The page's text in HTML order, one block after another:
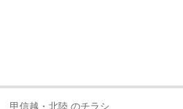
甲信越・北陸 のチラシ